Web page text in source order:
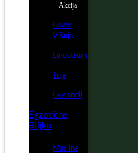
Akcija
Lovor
Višnja
Ligustrum
Tuja
Leylandii
Egzotične
Biljke
Maslina